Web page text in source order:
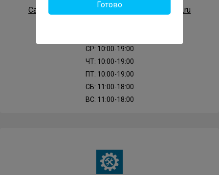
Сайт: https://gor-service-zheleznodorozhnyy.ru
СР: 10:00-19:00
ЧТ: 10:00-19:00
ПТ: 10:00-19:00
СБ: 11:00-18:00
ВС: 11:00-18:00
Готово